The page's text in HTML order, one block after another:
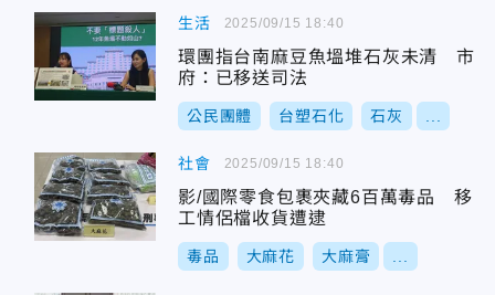
生活
環團指台南麻豆魚塭堆石灰未清 市
府：已移送司法
公民團體 台塑石化 石灰
2025/09/15 18:40
社會
影/國際零食包裹夾藏6百萬毒品 移
工情侶檔收貨遭逮
毒品 大麻花 大麻膏
2025/09/15 18:40